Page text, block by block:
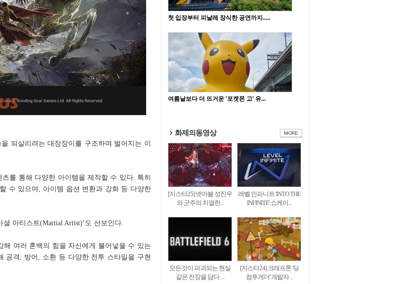
되살리려는 대장장이를 구조하며 벌어지는 이
를 통해 다양한 아이템을 제작할 수 있다. 특히
수 있으며, 아이템 옵션 변환과 강화 등 다양한
셜 아티스트(Martial Artist)’도 선보인다.
해 여러 혼백의 힘을 자신에게 불어넣을 수 있는
공격, 방어, 소환 등 다양한 전투 스타일을 구현
첫 입장부터 피날레 장식한 공연까지.....
여름날보다 더 뜨거운 '포켓몬 고' 유...
화제의동영상
[지스타25] 넷마블 성진우
와 군주의 치열한...
레벨 인피니트 'INTO THE
INFINITE' 쇼케이...
모든것이 파괴되는 현실
같은 전장을 담다. ...
[지스타24] 크래프톤 '딩
컴투게더' 개발자 ...